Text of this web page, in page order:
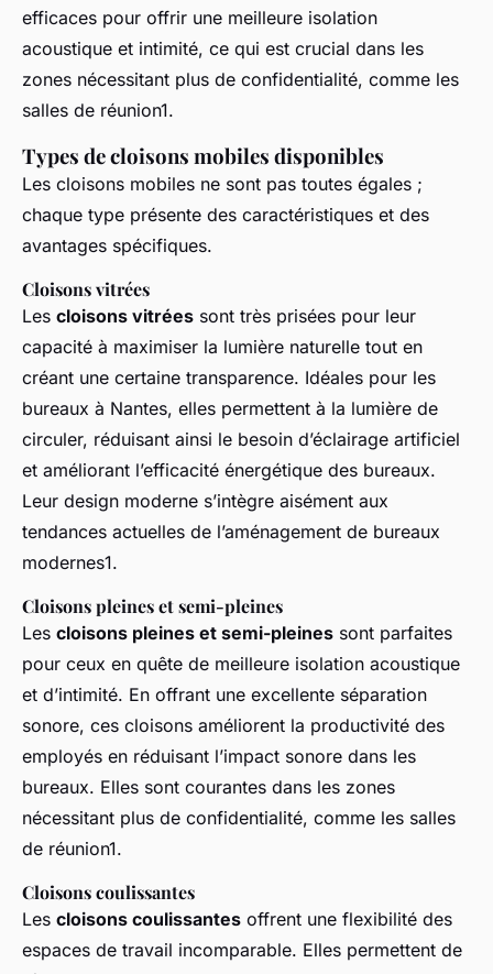
efficaces pour offrir une meilleure isolation
acoustique et intimité, ce qui est crucial dans les
zones nécessitant plus de confidentialité, comme les
salles de réunion1.
Types de cloisons mobiles disponibles
Les cloisons mobiles ne sont pas toutes égales ;
chaque type présente des caractéristiques et des
avantages spécifiques.
Cloisons vitrées
Les cloisons vitrées sont très prisées pour leur
capacité à maximiser la lumière naturelle tout en
créant une certaine transparence. Idéales pour les
bureaux à Nantes, elles permettent à la lumière de
circuler, réduisant ainsi le besoin d’éclairage artificiel
et améliorant l’efficacité énergétique des bureaux.
Leur design moderne s’intègre aisément aux
tendances actuelles de l’aménagement de bureaux
modernes1.
Cloisons pleines et semi-pleines
Les cloisons pleines et semi-pleines sont parfaites
pour ceux en quête de meilleure isolation acoustique
et d’intimité. En offrant une excellente séparation
sonore, ces cloisons améliorent la productivité des
employés en réduisant l’impact sonore dans les
bureaux. Elles sont courantes dans les zones
nécessitant plus de confidentialité, comme les salles
de réunion1.
Cloisons coulissantes
Les cloisons coulissantes offrent une flexibilité des
espaces de travail incomparable. Elles permettent de